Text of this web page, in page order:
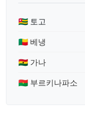
🇹🇬 토고
🇧🇯 베냉
🇬🇭 가나
🇧🇫 부르키나파소